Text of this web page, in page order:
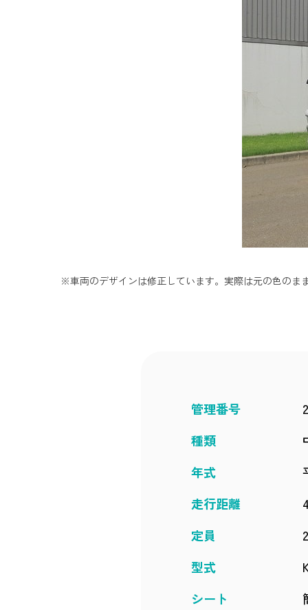
※車両のデザインは修正しています。実際は元の色のま
管理番号
種類
年式
走行距離
定員
型式
シート